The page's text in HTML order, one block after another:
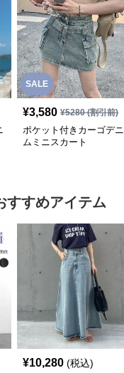
SALE
¥3,580 ¥5280(割引前)
ポケット付きカーゴデニ
ムミニスカート
すすめアイテム
¥10,280 (税込)